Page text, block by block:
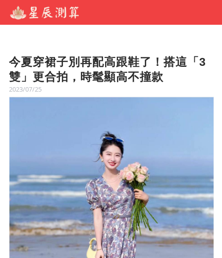
今夏穿裙子別再配高跟鞋了！搭這「3
雙」更合拍，時髦顯高不撞款
2023/07/25